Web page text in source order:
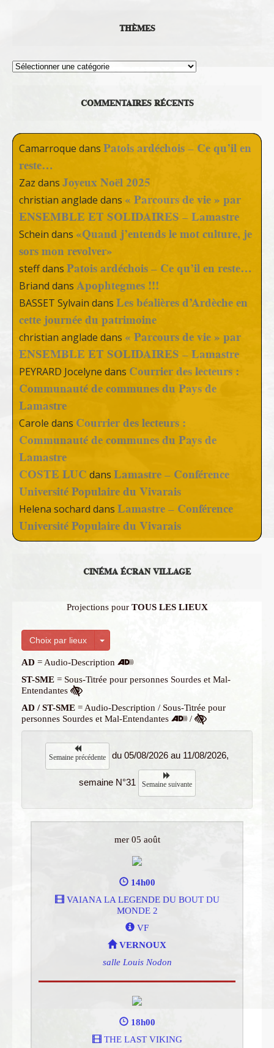
THÈMES
Thèmes
COMMENTAIRES RÉCENTS
Camarroque dans Patois ardéchois – Ce qu’il en
reste…
Zaz dans Joyeux Noël 2025
christian anglade dans « Parcours de vie » par
ENSEMBLE ET SOLIDAIRES – Lamastre
Schein dans «Quand j’entends le mot culture, je
sors mon revolver»
steffdans Patois ardéchois – Ce qu’il en reste…
Briand dans Apophtegmes !!!
BASSET Sylvain dans Les béalières d’Ardèche en
cette journée du patrimoine
christian anglade dans « Parcours de vie » par
ENSEMBLE ET SOLIDAIRES – Lamastre
PEYRARD Jocelyne dans Courrier des lecteurs :
Communauté de communes du Pays de
Lamastre
Carole dans Courrier des lecteurs :
Communauté de communes du Pays de
Lamastre
COSTE LUC dans Lamastre – Conférence
Université Populaire du Vivarais
Helena sochard dans Lamastre – Conférence
Université Populaire du Vivarais
CINÉMA ÉCRAN VILLAGE